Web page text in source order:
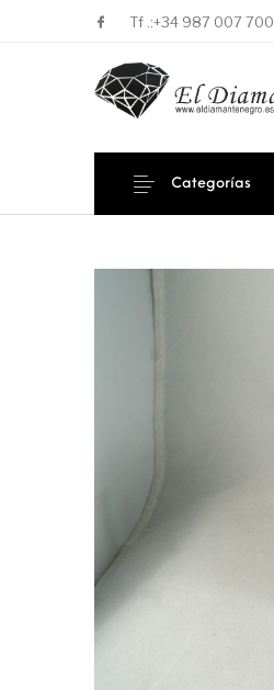
Tf .:+34 987 007 700
Categorías